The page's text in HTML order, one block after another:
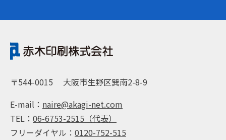
〒544-0015
大阪市生野区巽南2-8-9
E-mail： naire@akagi-net.com
TEL： 06-6753-2515（代表）
フリーダイヤル： 0120-752-515